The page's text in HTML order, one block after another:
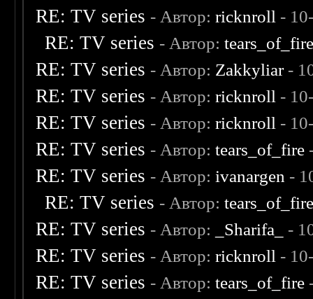
RE: TV series - Автор:ricknroll -
RE: TV series - Автор:
RE: TV series - Автор: Zakkyliar-
RE: TV series - Автор:ricknroll -
RE: TV series - Автор:ricknroll -
RE: TV series - Автор:tears_of_fire
RE: TV series - Автор: ivanargen -
RE: TV series - Автор:
RE: TV series - Автор: _Sharifa_ -
RE: TV series - Автор:ricknroll -
RE: TV series - Автор:tears_of_fire